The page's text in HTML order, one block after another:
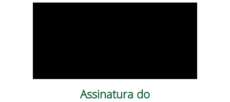
Assinatura do